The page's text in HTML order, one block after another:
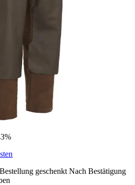
geschenkt Nach Bestätigung